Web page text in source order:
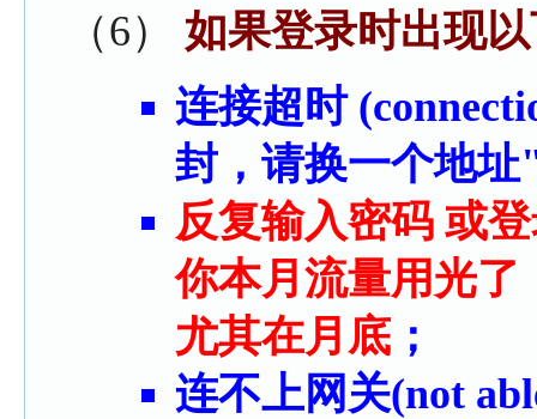
（6） 如果登录时出现
连接超时
封，请换一个地
反复输入密码 或
你本月流量用光了
尤其在月底 ；
连不上网关(not